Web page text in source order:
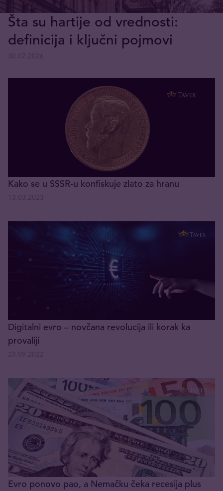
Šta su hartije od vrednosti:
definicija i ključni pojmovi
Kako se u SSSR-u konfiskuje zlato za hranu
Digitalni evro – novčana revolucija ili korak ka
provaliji
Evro ponovo pao, a Nemačku čeka recesija plus